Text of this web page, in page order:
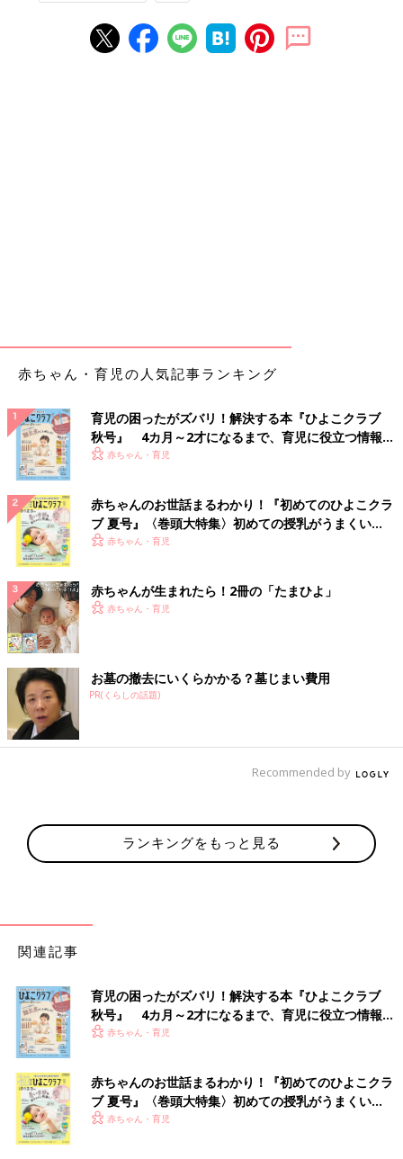
修★たまひよ365日のお誕生日占い
赤ちゃん・育児の人気記事ランキング
育児の困ったがズバリ！解決する本『ひよこクラブ
秋号』 4カ月～2才になるまで、育児に役立つ情報が
いっぱい！
赤ちゃん・育児
赤ちゃんのお世話まるわかり！『初めてのひよこクラ
ブ 夏号』〈巻頭大特集〉初めての授乳がうまくい
く！ おっぱい・ミルクの基本と夏のトラブル 解決テ
赤ちゃん・育児
赤ちゃんが生まれたら！2冊の「たまひよ」
赤ちゃん・育児
お墓の撤去にいくらかかる？墓じまい費用
PR(くらしの話題)
Recommended by
ランキングをもっと見る
関連記事
育児の困ったがズバリ！解決する本『ひよこクラブ
秋号』 4カ月～2才になるまで、育児に役立つ情報が
いっぱい！
赤ちゃん・育児
赤ちゃんのお世話まるわかり！『初めてのひよこクラ
ブ 夏号』〈巻頭大特集〉初めての授乳がうまくい
く！ おっぱい・ミルクの基本と夏のトラブル 解決テ
赤ちゃん・育児